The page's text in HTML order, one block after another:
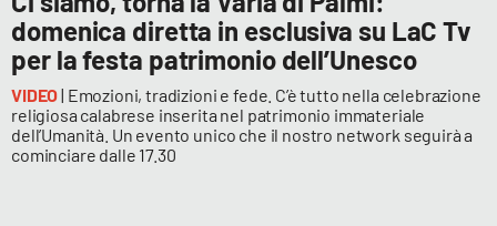
domenica diretta in esclusiva su LaC Tv
per la festa patrimonio dell’Unesco
VIDEO| Emozioni, tradizioni e fede. C’è tutto nella celebrazione
religiosa calabrese inserita nel patrimonio immateriale
dell’Umanità. Un evento unico che il nostro network seguirà a
cominciare dalle 17.30